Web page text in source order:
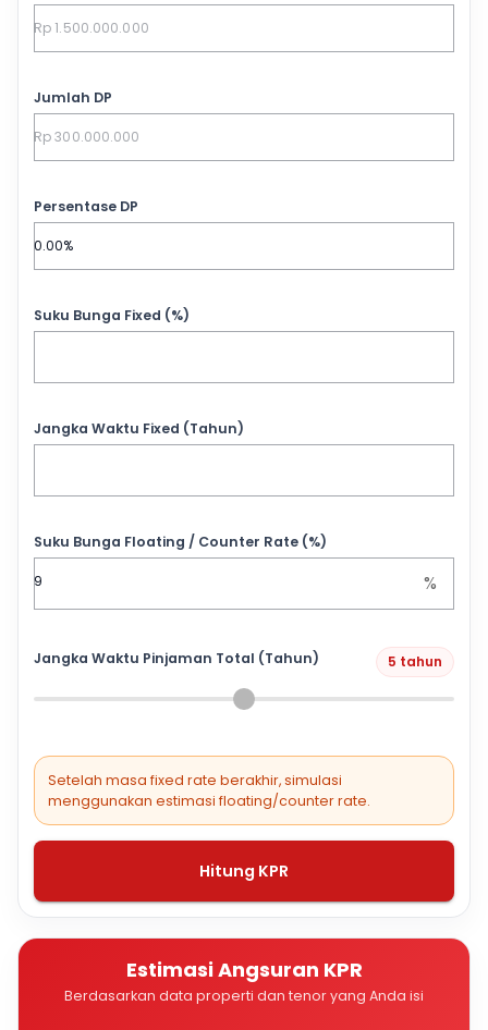
Jumlah DP
Persentase DP
Suku Bunga Fixed (%)
Jangka Waktu Fixed (Tahun)
Suku Bunga Floating / Counter Rate (%)
%
Jangka Waktu Pinjaman Total (Tahun) 5 tahun
Setelah masa fixed rate berakhir, simulasi
menggunakan estimasi floating/counter rate.
Hitung KPR
Estimasi Angsuran KPR
Berdasarkan data properti dan tenor yang Anda isi